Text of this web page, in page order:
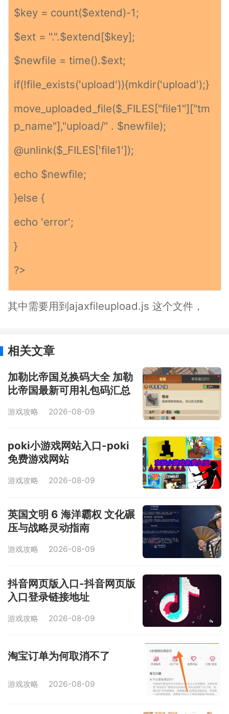
$key = count($extend)-1;
$ext = ".".$extend[$key];
$newfile = time().$ext;
if(!file_exists('upload')){mkdir('upload');}
move_uploaded_file($_FILES["file1"]["tm
p_name"],"upload/" . $newfile);
@unlink($_FILES['file1']);
echo $newfile;
}else {
echo 'error';
}
?>
其中需要用到ajaxfileupload.js 这个文件，
相关文章
加勒比帝国兑换码大全 加勒
比帝国最新可用礼包码汇总
游戏攻略 2026-08-09
poki小游戏网站入口-poki
免费游戏网站
游戏攻略 2026-08-09
英国文明 6 海洋霸权 文化碾
压与战略灵动指南
游戏攻略 2026-08-09
抖音网页版入口-抖音网页版
入口登录链接地址
游戏攻略 2026-08-09
淘宝订单为何取消不了
游戏攻略 2026-08-09